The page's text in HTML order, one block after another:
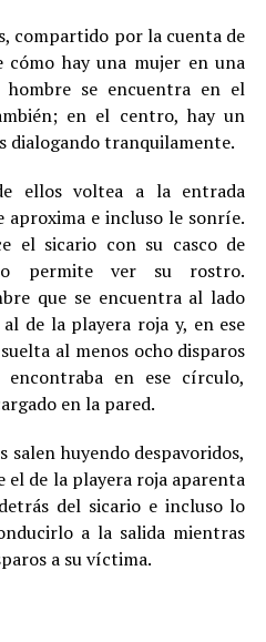
compartido por la cuenta de
cómo hay una mujer en una
se encuentra en el
en el centro, hay un
dialogando tranquilamente.
ellos voltea a la entrada
aproxima e incluso le sonríe.
el sicario con su casco de
permite ver su rostro.
que se encuentra al lado
de la playera roja y, en ese
al menos ocho disparos
en ese círculo,
en la pared.
salen huyendo despavoridos,
el de la playera roja aparenta
del sicario e incluso lo
a la salida mientras
a su víctima.